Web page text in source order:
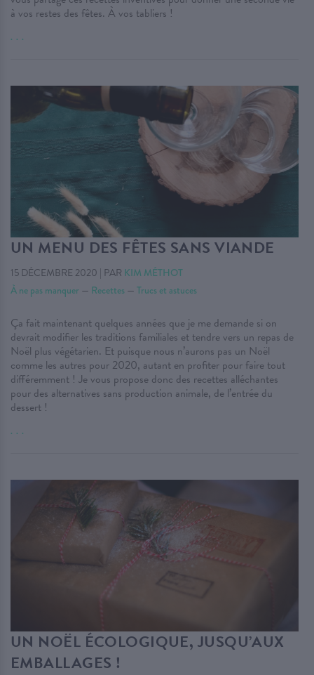
à vos restes des fêtes. À vos tabliers !
. . .
UN MENU DES FÊTES SANS VIANDE
15 DÉCEMBRE 2020 | PAR KIM MÉTHOT
À ne pas manquer — Recettes — Trucs et astuces
Ça fait maintenant quelques années que je me demande si on
devrait modifier les traditions familiales et tendre vers un repas de
Noël plus végétarien. Et puisque nous n’aurons pas un Noël
comme les autres pour 2020, autant en profiter pour faire tout
différemment ! Je vous propose donc des recettes alléchantes
pour des alternatives sans production animale, de l’entrée du
dessert !
. . .
UN NOËL ÉCOLOGIQUE, JUSQU’AUX
EMBALLAGES !